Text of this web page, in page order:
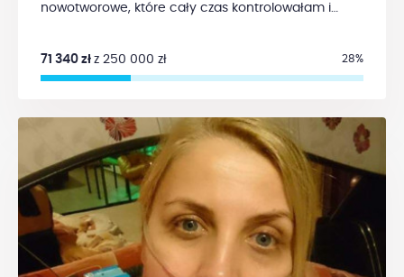
nowotworowe, które cały czas kontrolowałam i
obłożnie chorą Mamą. Opieka pochłonęła wszystkie
zgromadzone środki finansowe. W listopadzie 2017
się silne emocje związane ze stratą bliskiej osoby. Z
początkiem lipca 2018 roku otrzymałam diagnozę –
obustronny, złośliwy rak piersi HER 2 +, przy czym
każda z piersi jest w innym stanie
zaawansowania i wymaga odrębnej terapii.
Jestem sama, żyję na własnym utrzymaniu, a
mój obecny stan zdrowia uniemożliwia pracę
zarobkową. Leczenie i rehabilitacja obejmuje
leki, dojazdy do ośrodków zdrowia, wizyty
71 340 zł z 250 000 zł 28%